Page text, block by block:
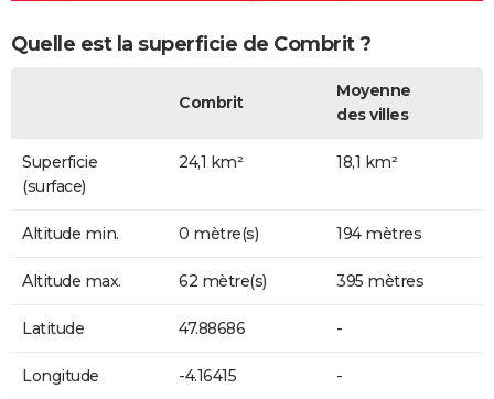
Quelle est la superficie de Combrit ?
Combrit
Moyenne
des villes
Superficie
(surface)
24,1 km² 18,1 km²
Altitude min. 0 mètre(s) 194 mètres
Altitude max. 62 mètre(s) 395 mètres
Latitude 47.88686 -
Longitude -4.16415 -